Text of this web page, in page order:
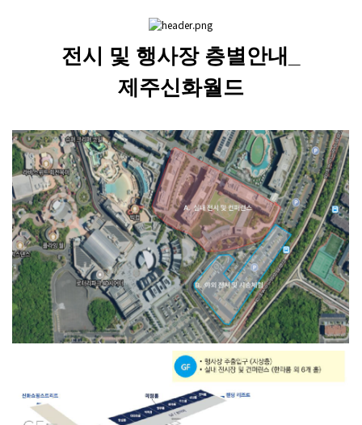
전시 및 행사장 층별안내_
제주신화월드